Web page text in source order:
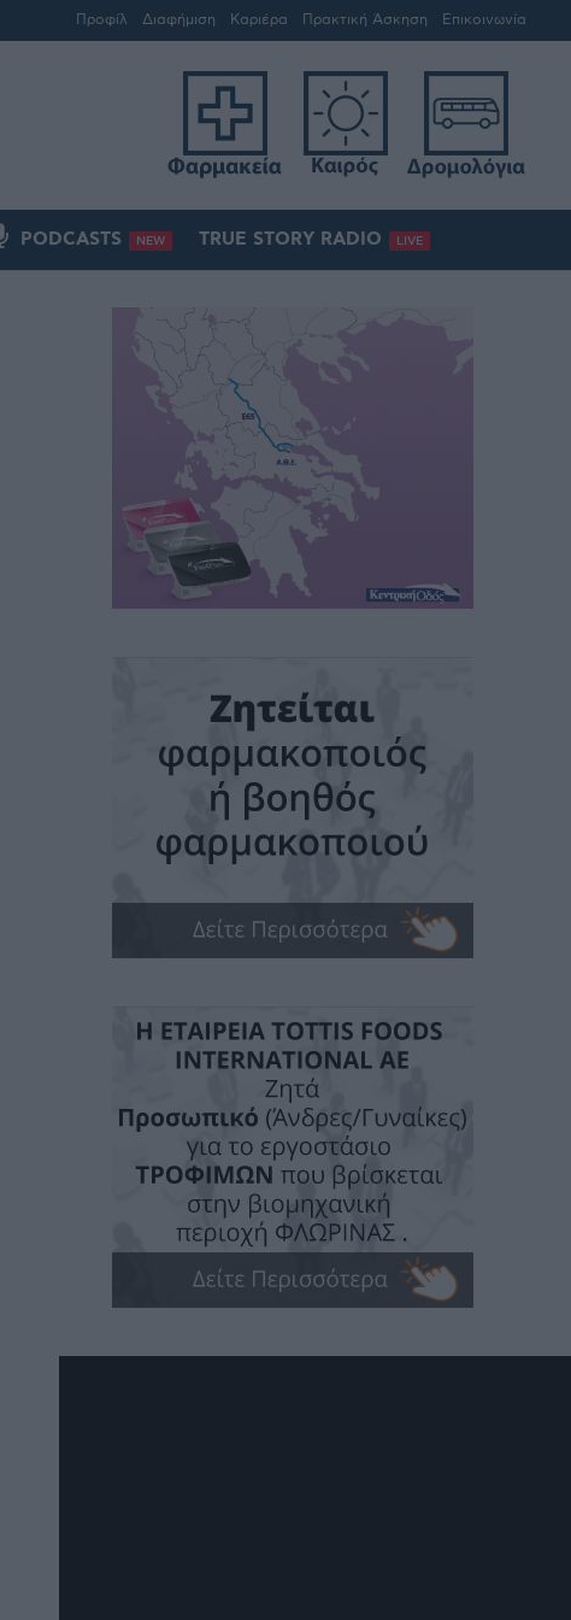
Προφίλ Διαφήμιση Καριέρα Πρακτική Άσκηση Επικοινωνία
PODCASTS NEW TRUE STORY RADIO LIVE